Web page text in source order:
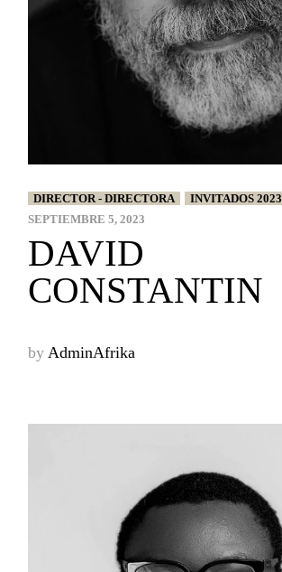
DIRECTOR - DIRECTORA
INVITADOS 2023
SEPTIEMBRE 5, 2023
DAVID
CONSTANTIN
by AdminAfrika